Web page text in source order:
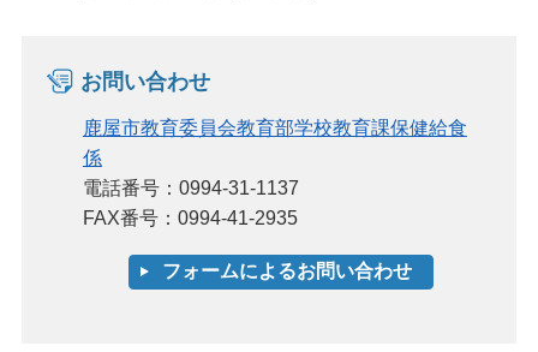
お問い合わせ
鹿屋市教育委員会教育部学校教育課保健給食
係
電話番号：0994-31-1137
FAX番号：0994-41-2935